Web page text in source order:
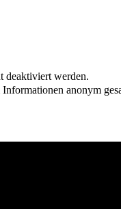
deaktiviert werden.
anonym